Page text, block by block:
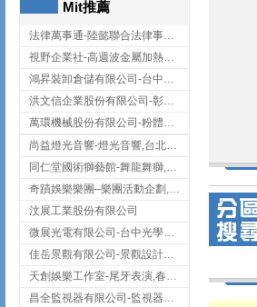
Mit推薦
法律萬事通-陸懿聯合法律事務所
視野企業社-高週波金屬加熱設備,彰化高週波金屬加熱設備
鴻昇裝卸倉儲有限公司-台中貨櫃裝卸
洪文信企業股份有限公司-彰化鋅合金鑄造,彰化五金加工,彰化五金配件
萬環機械股份有限公司-粉體塗裝設備,輸送機,輸送機設備,台南輸送機
尚益燈光音響-燈光音響,台北燈光音響,台北燈光音響出租
同仁堂國術獅藝館-舞龍舞獅,台中舞龍舞獅
奇蹟娛樂樂團–樂團活動企劃,台中樂團表演,台中婚禮樂團
汶展工業股份有限公司
微展光電有限公司-台中光學鍍膜,optical filter taiwan,台灣光學鍍膜
佳岳景觀有限公司-景觀設計公司,台北景觀設計,台北景觀工程,中山區景觀設計
天創娛樂工作室-尾牙表演,春酒表演,板橋尾牙表演
昌全監視器有限公司-監視器安裝,高雄監視器安裝,鳳山區監視器安裝